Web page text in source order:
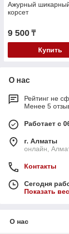
Ажурный
корсет
9 500 ₸
Купить
О нас
Рейтинг не
Менее 5
Работает с
г. Алматы
онлайн,
Контакты
Сегодня
Показать
О нас